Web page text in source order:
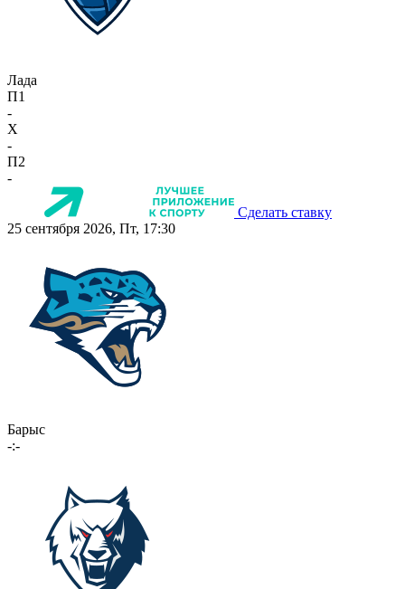
Лада
П1
-
X
-
П2
-
Сделать ставку
25 сентября 2026, Пт, 17:30
Барыс
-:-